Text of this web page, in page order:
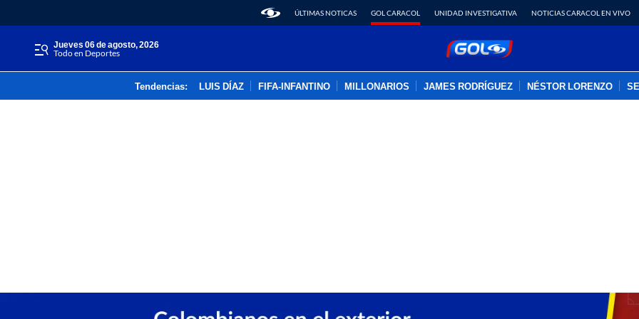
ÚLTIMAS NOTICAS GOL CARACOL UNIDAD INVESTIGATIVA NOTICIAS CARACOL EN VIVO
jueves 06 de agosto, 2026
Todo en Deportes
Tendencias: LUIS DÍAZ FIFA-INFANTINO MILLONARIOS JAMES RODRÍGUEZ NÉSTOR LORENZO